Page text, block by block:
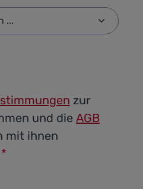
zur
und die AGB
mit ihnen
*